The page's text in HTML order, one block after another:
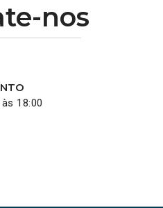
nos
18:00